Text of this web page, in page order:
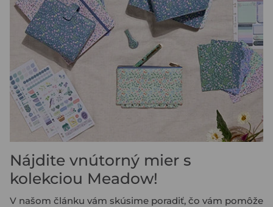
KÚPIŤ KOŽENÝ DIÁR
ROZPOČET SO SAFFIANO ZIP
PAPIERE & PRÍSLUŠENSTVO PRE
PLÁNOVAČE
KÚPIŤ PLÁNOVAČ
KÚPIŤ NÁPLŇ DO PORTFÓLIA
KÚPIŤ NÁPLŇ DO ZÁPISNÍKA
KÚPIŤ ARCHIVAČNÝ PORIADAČ
Nájdite vnútorný mier s
kolekciou Meadow!
V našom článku vám skúsime poradiť, čo vám pomôže